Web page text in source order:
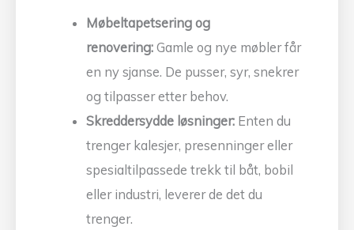
Møbeltapetsering og
renovering:Gamle og nye møbler får
en ny sjanse. De pusser, syr, snekrer
og tilpasser etter behov.
Skreddersydde løsninger: Enten du
trenger kalesjer, presenninger eller
spesialtilpassede trekk til båt, bobil
eller industri, leverer de det du
trenger.